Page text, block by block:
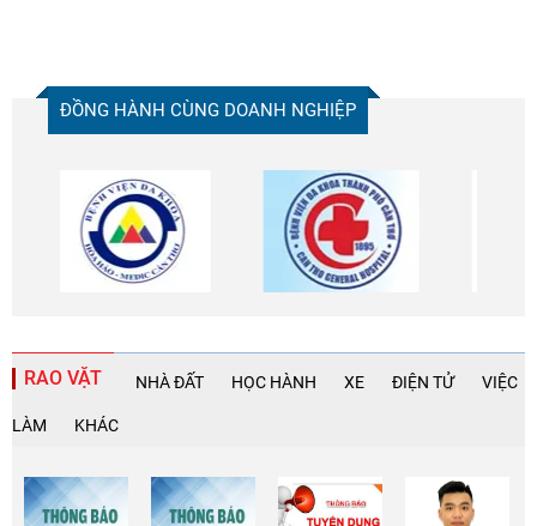
ĐỒNG HÀNH CÙNG DOANH NGHIỆP
RAO VẶT NHÀ ĐẤT HỌC HÀNH XE ĐIỆN TỬ VIỆC
LÀM KHÁC